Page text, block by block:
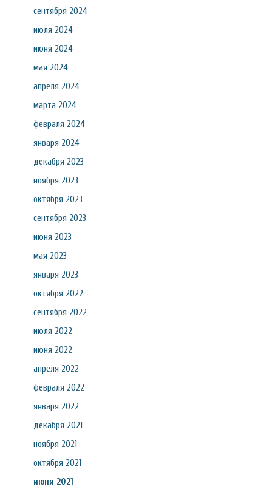
сентября 2024
июля 2024
июня 2024
мая 2024
апреля 2024
марта 2024
февраля 2024
января 2024
декабря 2023
ноября 2023
октября 2023
сентября 2023
июня 2023
мая 2023
января 2023
октября 2022
сентября 2022
июля 2022
июня 2022
апреля 2022
февраля 2022
января 2022
декабря 2021
ноября 2021
октября 2021
июня 2021